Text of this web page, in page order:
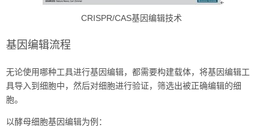
CRISPR/CAS基因编辑技术
基因编辑流程
无论使用哪种工具进行基因编辑，都需要构建载体，将基因编辑工
具导入到细胞中，然后对细胞进行验证，筛选出被正确编辑的细
胞。
以酵母细胞基因编辑为例：